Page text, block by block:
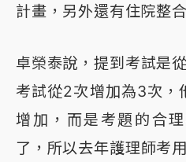
計畫，另外還有住院整
卓榮泰說，提到考試是
考試從2次增加為3次，
增加，而是考題的合
了，所以去年護理師考